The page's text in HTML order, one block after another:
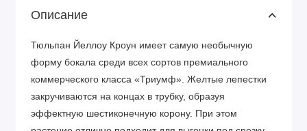
Описание
Тюльпан Йеллоу Кроун имеет самую необычную
форму бокала среди всех сортов премиального
коммерческого класса «Триумф». Желтые лепестки
закручиваются на концах в трубку, образуя
эффектную шестиконечную корону. При этом